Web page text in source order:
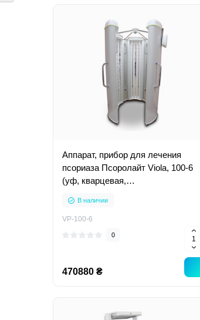
Аппарат, прибор для лечения
псориаза Псоролайт Viola, 100-6
(уф, кварцевая,
В наличии
VP-100-6
0
470880 ₴